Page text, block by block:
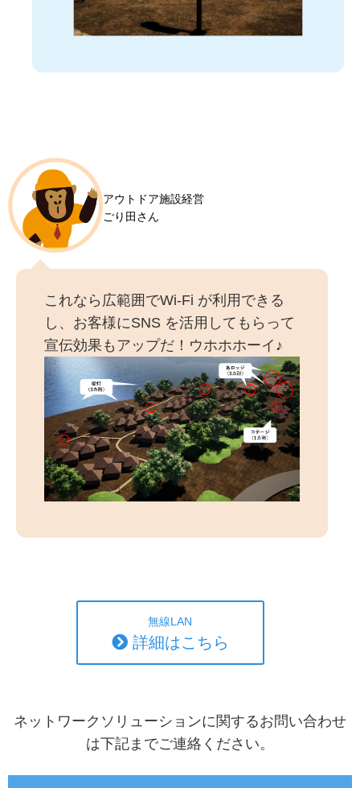
アウトドア施設経営
ごり田さん
これなら広範囲でWi-Fi が利用できる
し、お客様にSNS を活用してもらって
宣伝効果もアップだ！ウホホホーイ♪
無線LAN
詳細はこちら
ネットワークソリューションに関するお問い合わせ
は下記までご連絡ください。